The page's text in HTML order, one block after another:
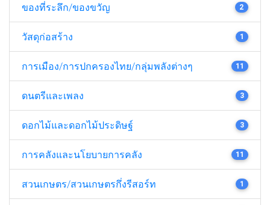
ของที่ระลึก/ของขวัญ 2
วัสดุก่อสร้าง 1
การเมือง/การปกครองไทย/กลุ่มพลังต่างๆ 11
ดนตรีและเพลง 3
ดอกไม้และดอกไม้ประดิษฐ์ 3
การคลังและนโยบายการคลัง 11
สวนเกษตร/สวนเกษตรกึ่งรีสอร์ท 1